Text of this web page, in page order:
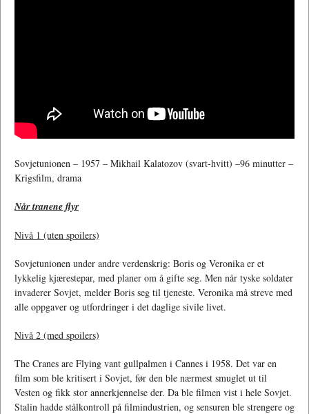
Sovjetunionen – 1957 – Mikhail Kalatozov (svart-hvitt) –96 minutter –
Krigsfilm, drama
Når tranene flyr
Nivå 1 (uten spoilers)
Sovjetunionen under andre verdenskrig: Boris og Veronika er et
lykkelig kjærestepar, med planer om å gifte seg. Men når tyske soldater
invaderer Sovjet, melder Boris seg til tjeneste. Veronika må streve med
alle oppgaver og utfordringer i det daglige sivile livet.
Nivå 2 (med spoilers)
The Cranes are Flying vant gullpalmen i Cannes i 1958. Det var en
film som ble kritisert i Sovjet, før den ble nærmest smuglet ut til
Vesten og fikk stor annerkjennelse der. Da ble filmen vist i hele Sovjet.
Stalin hadde stålkontroll på filmindustrien, og sensuren ble strengere og